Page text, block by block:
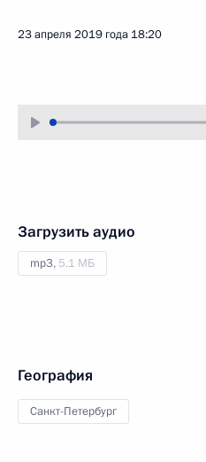
23 апреля 2019 года 18:20
Загрузить аудио
mp3, 5.1 МБ
География
Санкт-Петербург